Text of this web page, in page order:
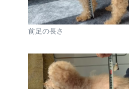
前足の長さ